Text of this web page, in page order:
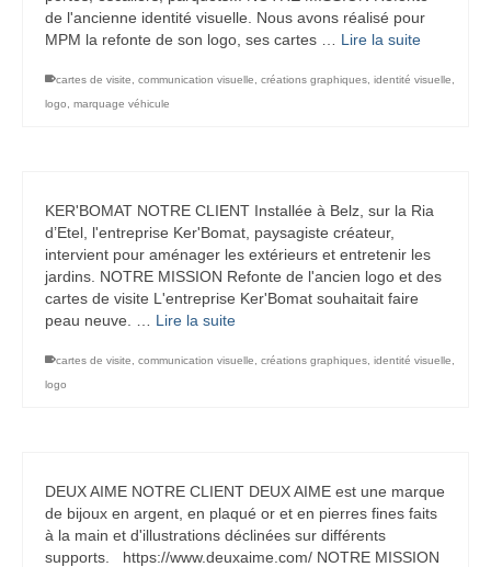
de l'ancienne identité visuelle. Nous avons réalisé pour
MPM la refonte de son logo, ses cartes … Lire la suite
cartes de visite communication visuelle créations graphiques identité visuelle
logo
marquage véhicule
KER'BOMAT NOTRE CLIENT Installée à Belz, sur la Ria
d’Etel, l'entreprise Ker'Bomat, paysagiste créateur,
intervient pour aménager les extérieurs et entretenir les
jardins. NOTRE MISSION Refonte de l'ancien logo et des
cartes de visite L'entreprise Ker'Bomat souhaitait faire
peau neuve. … Lire la suite
cartes de visite communication visuelle créations graphiques identité visuelle
logo
DEUX AIME NOTRE CLIENT DEUX AIME est une marque
de bijoux en argent, en plaqué or et en pierres fines faits
à la main et d'illustrations déclinées sur différents
supports. https://www.deuxaime.com/ NOTRE MISSION